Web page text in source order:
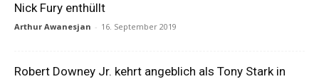
Nick Fury enthüllt
Arthur Awanesjan - 16. September 2019
Robert Downey Jr. kehrt angeblich als Tony Stark in